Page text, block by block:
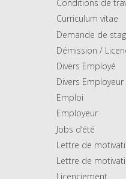
Conditions de
Curriculum vitae
Demande de
Démission /
Divers Employé
Divers Employeur
Emploi
Employeur
Jobs d’été
Lettre de
Lettre de
Licenciement